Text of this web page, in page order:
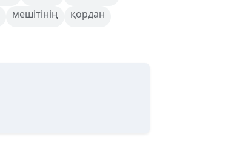
мешітінің
қордан